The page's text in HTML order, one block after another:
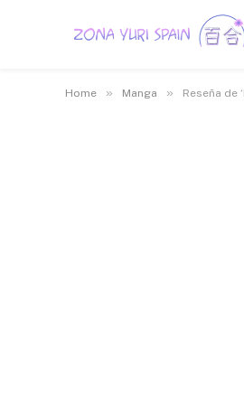
Home » Manga » Reseña de